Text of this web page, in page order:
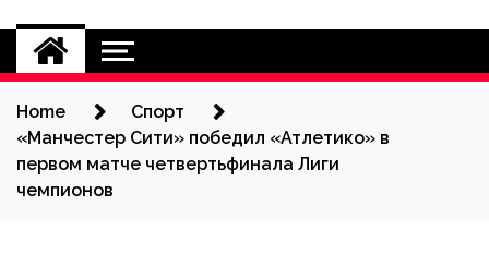
Home
Спорт
«Манчестер Сити» победил «Атлетико» в
первом матче четвертьфинала Лиги
чемпионов